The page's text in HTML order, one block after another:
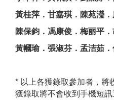
黃桂萍．甘嘉琪．陳苑瀅
陳保鈞．馮康俊．梅丽平
黃幗瑜．張淑芬．孟洁茹
* 以上各獲錄取參加者，將
獲錄取將不會收到手機短訊